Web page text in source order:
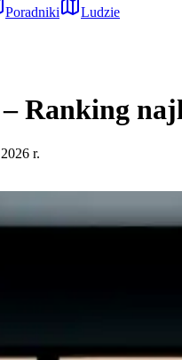
Poradniki
Ludzie
Ranking
r.